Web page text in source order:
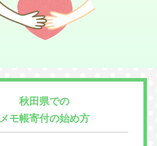
秋田県での
メモ帳寄付の始め方